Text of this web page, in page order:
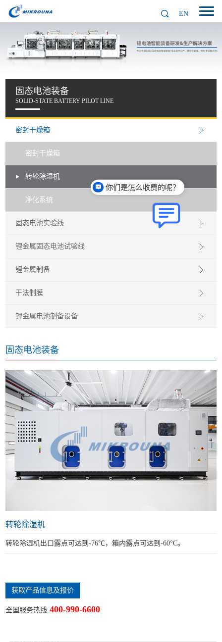
EN
固态电池装备
SOLID-STATE BATTERY PILOT LINE
密封干燥箱
密封干燥箱
转轮除湿机
净化系统
固态电池实验线
锂金属固态电池试验线
锂金属制备
干法制膜
锂金属电池制备设备
固态电池装备
转轮除湿机
转轮除湿机出口露点可达到-76℃，箱内露点可达到-60°C。
获取产品信息及报价
全国服务热线 400-990-6600
你们是怎么收费的呢？